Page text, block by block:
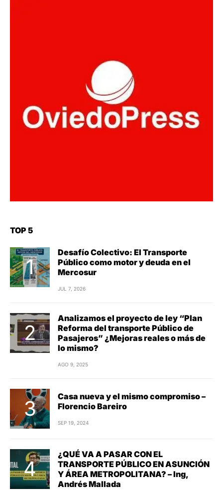
TOP 5
Desafío Colectivo: El Transporte
Público como motor y deuda en el
Mercosur
JUL 7, 2026
Analizamos el proyecto de ley “Plan
Reforma del transporte Público de
Pasajeros” ¿Mejoras reales o más de
lo mismo?
AGO 9, 2025
Casa nueva y el mismo compromiso –
Florencio Bareiro
SEP 19, 2024
¿QUÉ VA A PASAR CON EL
TRANSPORTE PÚBLICO EN ASUNCIÓN
Y ÁREA METROPOLITANA? – Ing,
Andrés Mallada